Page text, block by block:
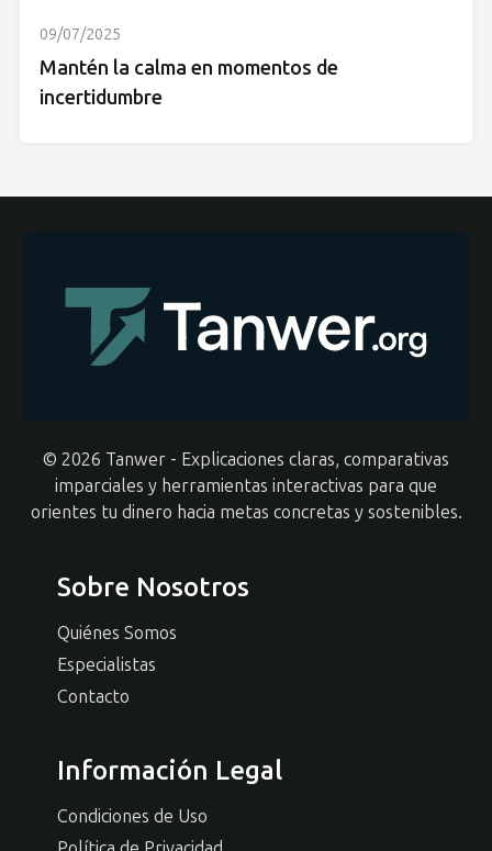
09/07/2025
Mantén la calma en momentos de
incertidumbre
© 2026 Tanwer - Explicaciones claras, comparativas
imparciales y herramientas interactivas para que
orientes tu dinero hacia metas concretas y sostenibles.
Sobre Nosotros
Quiénes Somos
Especialistas
Contacto
Información Legal
Condiciones de Uso